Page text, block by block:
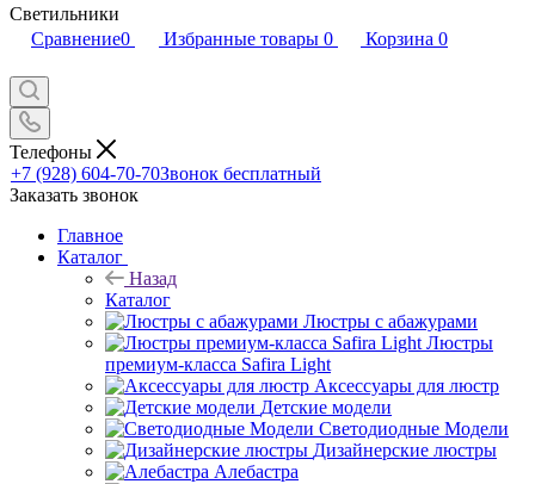
Светильники
Сравнение0 Избранные товары 0 Корзина 0
Телефоны
+7 (928) 604-70-70Звонок бесплатный
Заказать звонок
Главное
Каталог
Назад
Каталог
Люстры с абажурами
Люстры
премиум-класса Safira Light
Аксессуары для люстр
Детские модели
Светодиодные Модели
Дизайнерские люстры
Алебастра